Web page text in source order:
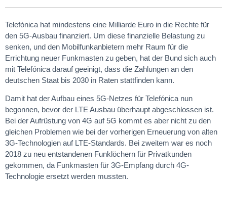
Telefónica hat mindestens eine Milliarde Euro in die Rechte für
den 5G-Ausbau finanziert. Um diese finanzielle Belastung zu
senken, und den Mobilfunkanbietern mehr Raum für die
Errichtung neuer Funkmasten zu geben, hat der Bund sich auch
mit Telefónica darauf geeinigt, dass die Zahlungen an den
deutschen Staat bis 2030 in Raten stattfinden kann.
Damit hat der Aufbau eines 5G-Netzes für Telefónica nun
begonnen, bevor der LTE Ausbau überhaupt abgeschlossen ist.
Bei der Aufrüstung von 4G auf 5G kommt es aber nicht zu den
gleichen Problemen wie bei der vorherigen Erneuerung von alten
3G-Technologien auf LTE-Standards. Bei zweitem war es noch
2018 zu neu entstandenen Funklöchern für Privatkunden
gekommen, da Funkmasten für 3G-Empfang durch 4G-
Technologie ersetzt werden mussten.